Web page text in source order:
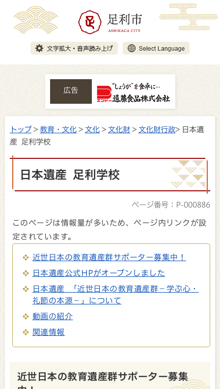
広告
トップ> 教育・文化 > 文化 > 文化財 > 文化財行政> 日本遺
産 足利学校
日本遺産 足利学校
ページ番号：P-000886
このページは情報量が多いため、ページ内リンクが設
定されています。
近世日本の教育遺産群サポーター募集中！
日本遺産公式HPがオープンしました
日本遺産 「近世日本の教育遺産群－学ぶ心・
礼節の本源－」について
動画の紹介
関連情報
近世日本の教育遺産群サポーター募集